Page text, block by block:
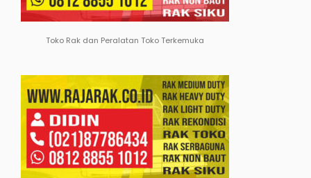
Toko Rak dan Peralatan Toko Terkemuka